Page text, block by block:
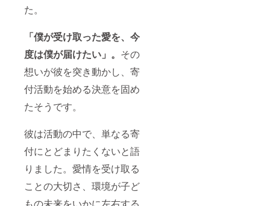
た。
「僕が受け取った愛を、今
度は僕が届けたい」。 その
想いが彼を突き動かし、寄
付活動を始める決意を固め
たそうです。
彼は活動の中で、単なる寄
付にとどまりたくないと語
りました。愛情を受け取る
ことの大切さ、環境が子ど